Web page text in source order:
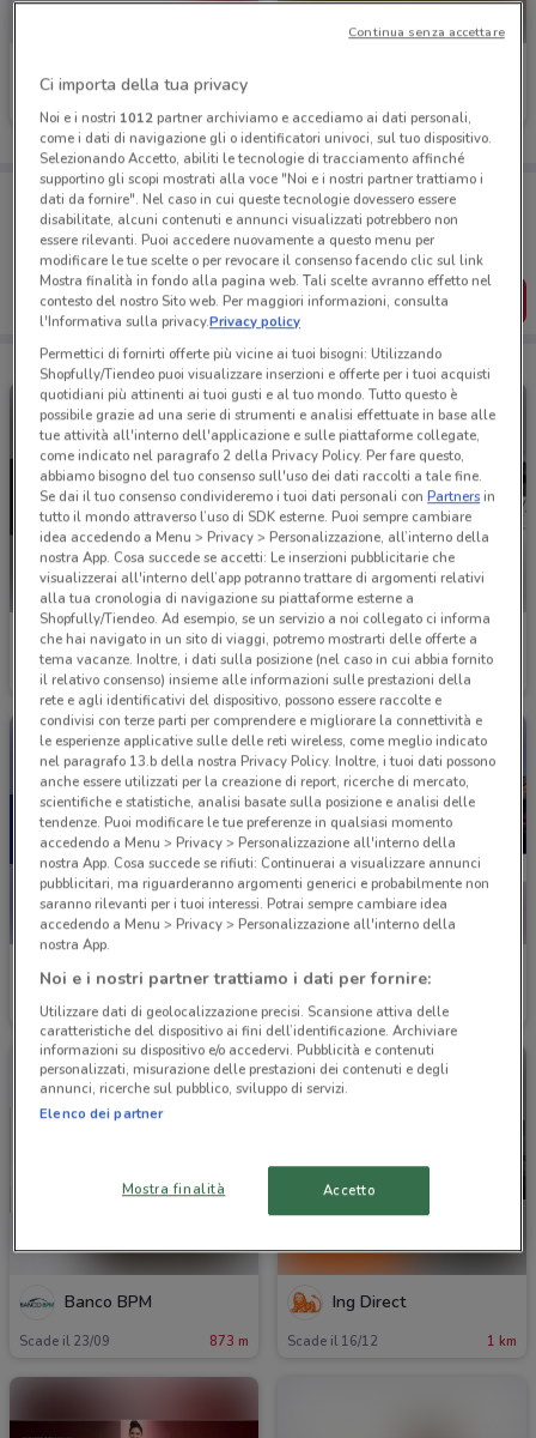
Scade il 31/01 563 m Scade il 31/12
Porta DoveConviene sempre con te!
Puoi trovare le migliori offerte dei negozi vicino a te,
salvarle e creare la tua lista del risparmio, comodamente
dal tuo cellulare.
SCARICA L’APP
UniCredit
Scade il 31/08 628 m
Che Banca!
Scade il 21/01
Deutsche Bank
Scade il 31/08 776 m
Europ Assistance
Scade il 31/12
Banco BPM
Scade il 23/09 873 m
Ing Direct
Scade il 16/12 1 km
Ci importa della tua privacy
Noi e i nostri 1012partner archiviamo e accediamo ai dati personali,
come i dati di navigazione gli o identificatori univoci, sul tuo dispositivo.
Selezionando Accetto, abiliti le tecnologie di tracciamento affinché
supportino gli scopi mostrati alla voce "Noi e i nostri partner trattiamo i
dati da fornire". Nel caso in cui queste tecnologie dovessero essere
disabilitate, alcuni contenuti e annunci visualizzati potrebbero non
essere rilevanti. Puoi accedere nuovamente a questo menu per
modificare le tue scelte o per revocare il consenso facendo clic sul link
Mostra finalità in fondo alla pagina web. Tali scelte avranno effetto nel
contesto del nostro Sito web. Per maggiori informazioni, consulta
l'Informativa sulla privacy.Privacy policy
Permettici di fornirti offerte più vicine ai tuoi bisogni: Utilizzando
Shopfully/Tiendeo puoi visualizzare inserzioni e offerte per i tuoi acquisti
quotidiani più attinenti ai tuoi gusti e al tuo mondo. Tutto questo è
possibile grazie ad una serie di strumenti e analisi effettuate in base alle
tue attività all'interno dell'applicazione e sulle piattaforme collegate,
come indicato nel paragrafo 2 della Privacy Policy. Per fare questo,
abbiamo bisogno del tuo consenso sull'uso dei dati raccolti a tale fine.
Se dai il tuo consenso condivideremo i tuoi dati personali conPartnersin
tutto il mondo attraverso l’uso di SDK esterne. Puoi sempre cambiare
idea accedendo a Menu > Privacy > Personalizzazione, all’interno della
nostra App. Cosa succede se accetti: Le inserzioni pubblicitarie che
visualizzerai all'interno dell’app potranno trattare di argomenti relativi
alla tua cronologia di navigazione su piattaforme esterne a
Shopfully/Tiendeo. Ad esempio, se un servizio a noi collegato ci informa
che hai navigato in un sito di viaggi, potremo mostrarti delle offerte a
tema vacanze. Inoltre, i dati sulla posizione (nel caso in cui abbia fornito
il relativo consenso) insieme alle informazioni sulle prestazioni della
rete e agli identificativi del dispositivo, possono essere raccolte e
condivisi con terze parti per comprendere e migliorare la connettività e
le esperienze applicative sulle delle reti wireless, come meglio indicato
nel paragrafo 13.b della nostra Privacy Policy. Inoltre, i tuoi dati possono
anche essere utilizzati per la creazione di report, ricerche di mercato,
scientifiche e statistiche, analisi basate sulla posizione e analisi delle
tendenze. Puoi modificare le tue preferenze in qualsiasi momento
accedendo a Menu > Privacy > Personalizzazione all'interno della
nostra App. Cosa succede se rifiuti: Continuerai a visualizzare annunci
pubblicitari, ma riguarderanno argomenti generici e probabilmente non
saranno rilevanti per i tuoi interessi. Potrai sempre cambiare idea
accedendo a Menu > Privacy > Personalizzazione all'interno della
nostra App.
Noi e i nostri partner trattiamo i dati per fornire:
Utilizzare dati di geolocalizzazione precisi. Scansione attiva delle
caratteristiche del dispositivo ai fini dell’identificazione. Archiviare
informazioni su dispositivo e/o accedervi. Pubblicità e contenuti
personalizzati, misurazione delle prestazioni dei contenuti e degli
annunci, ricerche sul pubblico, sviluppo di servizi.
Elenco dei partner
Mostra finalità Accetto
Continua senza accettare